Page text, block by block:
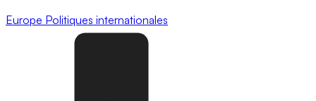
Europe Politiques internationales